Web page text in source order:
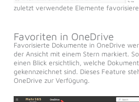
zuletzt verwendete Elemente
Favoriten in OneDrive
Favorisierte Dokumente in OneDrive
der Ansicht mit einem Stern markiert.
einen Blick ersichtlich, welche
gekennzeichnet sind. Dieses Feature
OneDrive zur Verfügung.